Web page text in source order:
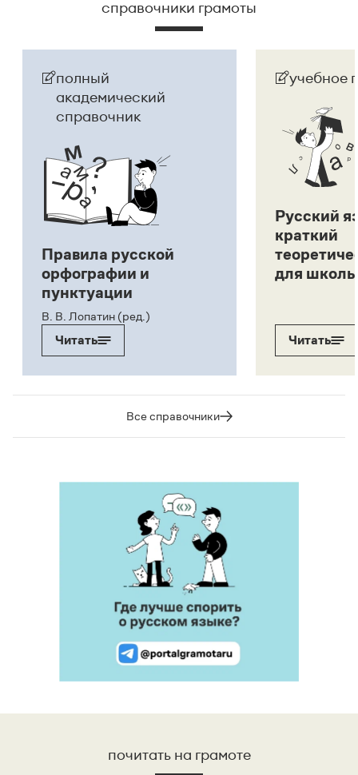
справочники грамоты
полный
академический
справочник
Правила русской
орфографии и
пунктуации
В. В. Лопатин (ред.)
Читать
учебное
Русский
краткий
для
Читать
Все справочники
почитать на грамоте